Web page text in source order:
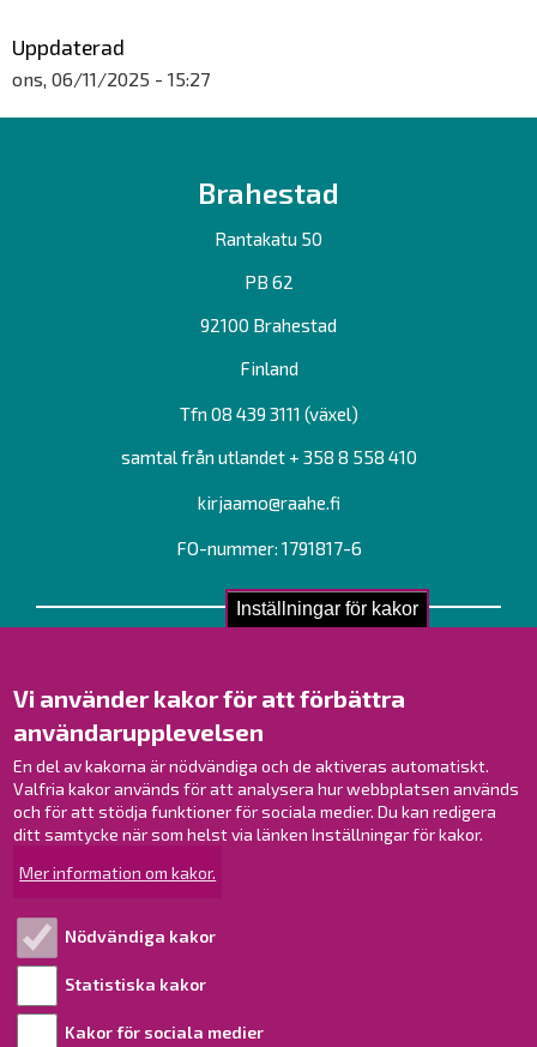
Inställningar för kakor
Vi använder kakor för att förbättra
användarupplevelsen
En del av kakorna är nödvändiga och de aktiveras automatiskt.
Valfria kakor används för att analysera hur webbplatsen används
och för att stödja funktioner för sociala medier. Du kan redigera
ditt samtycke när som helst via länken Inställningar för kakor.
Mer information om kakor.
Nödvändiga kakor
Statistiska kakor
Kakor för sociala medier
Uppdaterad
ons, 06/11/2025 - 15:27
Brahestad
Rantakatu 50
PB 62
92100 Brahestad
Finland
Tfn 08 439 3111 (växel)
samtal från utlandet + 358 8 558 410
kirjaamo@raahe.fi
FO-nummer: 1791817-6
Kontakt
Verksamhetsställen
Kontaktuppgifter till personalen
Guidekarta
Brahestad på Facebook
Brahestad på LinkedIn